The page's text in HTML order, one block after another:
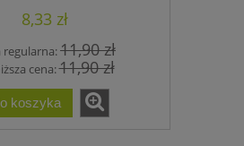
8,33 zł
regularna:11,90 zł
cena:11,90 zł
koszyka